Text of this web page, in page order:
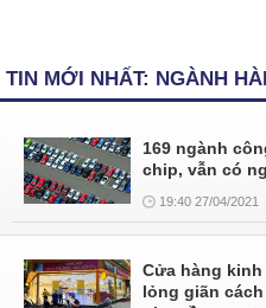
TIN MỚI NHẤT: NGÀNH
169 ngành
chip, vẫn có
19:40 27/04/2021
Cửa hàng
lỏng giãn